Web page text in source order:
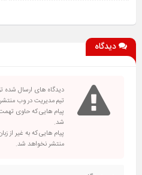
دیدگاه
دیدگاه های ارسال شده
تیم مدیریت در وب
پیام هایی که حاوی
شد.
پیام هایی که به غیر از
منتشر نخواهد شد.